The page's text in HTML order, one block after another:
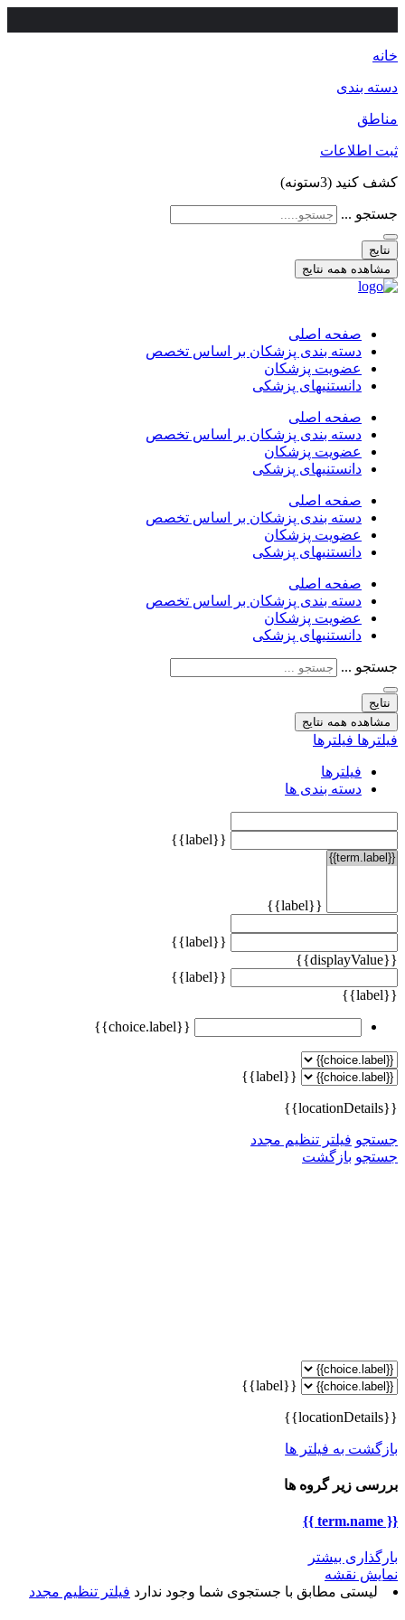
خانه
دسته بندی
مناطق
ثبت اطلاعات
کشف کنید (3ستونه)
جستجو ...
نتایج
مشاهده همه نتایج
صفحه اصلی
دسته بندی پزشکان بر اساس تخصص
عضویت پزشکان
دانستنیهای پزشکی
صفحه اصلی
دسته بندی پزشکان بر اساس تخصص
عضویت پزشکان
دانستنیهای پزشکی
صفحه اصلی
دسته بندی پزشکان بر اساس تخصص
عضویت پزشکان
دانستنیهای پزشکی
صفحه اصلی
دسته بندی پزشکان بر اساس تخصص
عضویت پزشکان
دانستنیهای پزشکی
جستجو ...
نتایج
مشاهده همه نتایج
فیلترها فیلترها
فیلترها
دسته بندی ها
{{label}}
{{label}}
{{label}}
{{displayValue}}
{{label}}
{{label}}
{{choice.label}}
{{label}}
{{locationDetails}}
جستجو فیلتر تنظیم مجدد
جستجو بازگشت
{{label}}
{{locationDetails}}
بازگشت به فیلتر ها
بررسی زیر گروه ها
{{ term.name }}
بارگذاری بیشتر
نمایش نقشه
لیستی مطابق با جستجوی شما وجود ندارد فیلتر تنظیم مجدد